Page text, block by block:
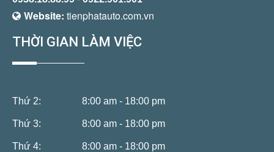
Website: tienphatauto.com.vn
THỜI GIAN LÀM VIỆC
Thứ 2: 8:00 am - 18:00 pm
Thứ 3: 8:00 am - 18:00 pm
Thứ 4: 8:00 am - 18:00 pm